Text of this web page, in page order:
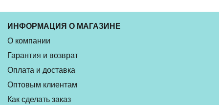
ИНФОРМАЦИЯ О МАГАЗИНЕ
О компании
Гарантия и возврат
Оплата и доставка
Оптовым клиентам
Как сделать заказ